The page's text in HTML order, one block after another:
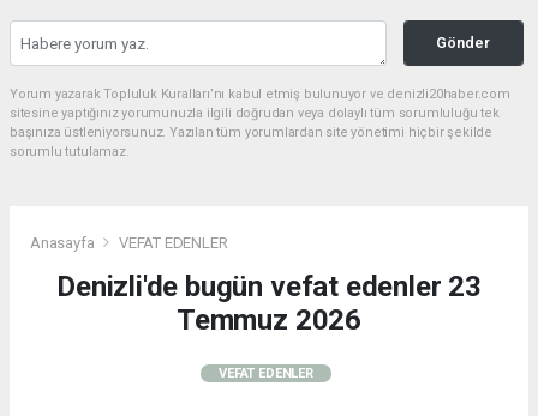
Gönder
Yorum yazarak Topluluk Kuralları’nı kabul etmiş bulunuyor ve denizli20haber.com
sitesine yaptığınız yorumunuzla ilgili doğrudan veya dolaylı tüm sorumluluğu tek
başınıza üstleniyorsunuz. Yazılan tüm yorumlardan site yönetimi hiçbir şekilde
sorumlu tutulamaz.
Anasayfa VEFAT EDENLER
Denizli'de bugün vefat edenler 23
Temmuz 2026
VEFAT EDENLER